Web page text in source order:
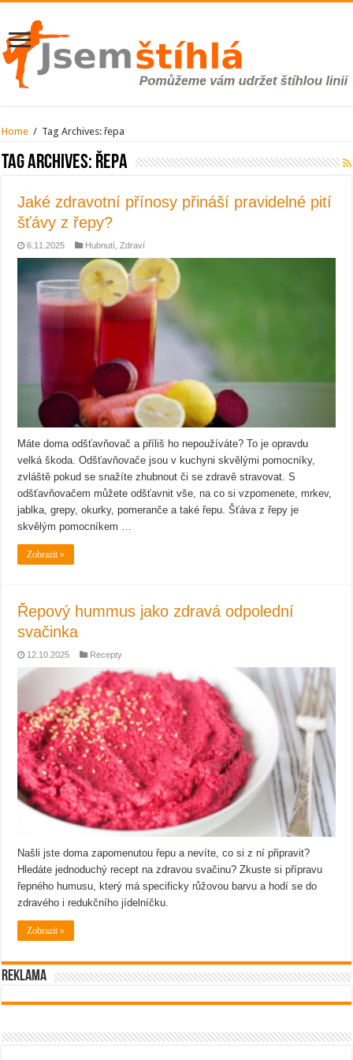
Home / Tag Archives: řepa
Tag Archives: řepa
Jaké zdravotní přínosy přináší pravidelné pití
šťávy z řepy?
6.11.2025 Hubnutí,Zdraví
Máte doma odšťavňovač a příliš ho nepoužíváte? To je opravdu
velká škoda. Odšťavňovače jsou v kuchyni skvělými pomocníky,
zvláště pokud se snažíte zhubnout či se zdravě stravovat. S
odšťavňovačem můžete odšťavnit vše, na co si vzpomenete, mrkev,
jablka, grepy, okurky, pomeranče a také řepu. Šťáva z řepy je
skvělým pomocníkem …
Zobrazit »
Řepový hummus jako zdravá odpolední
svačinka
12.10.2025 Recepty
Našli jste doma zapomenutou řepu a nevíte, co si z ní připravit?
Hledáte jednoduchý recept na zdravou svačinu? Zkuste si přípravu
řepného humusu, který má specificky růžovou barvu a hodí se do
zdravého i redukčního jídelníčku.
Zobrazit »
Reklama